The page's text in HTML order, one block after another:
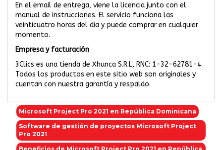
En el email de entrega, viene la licencia junto con el
manual de instrucciones. El servicio funciona las
veinticuatro horas del día y puede comprar en cualquier
momento.
Empresa y facturación
3Clics es una tienda de Xhunca S.R.L, RNC: 1-32-62781-4.
Todos los productos en este sitio web son originales y
cuentan con nuestra garantía y respaldo.
Microsoft Project Pro 2021 en República Dominicana
Software de gestión de proyectos Microsoft Project
Pro 2021